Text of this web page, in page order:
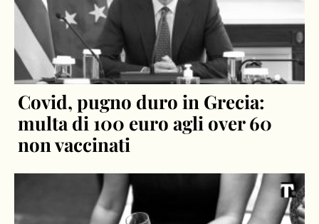
Covid, pugno duro in Grecia:
multa di 100 euro agli over 60
non vaccinati